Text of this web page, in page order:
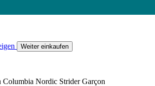
Weiter einkaufen
Columbia Nordic Strider Garçon